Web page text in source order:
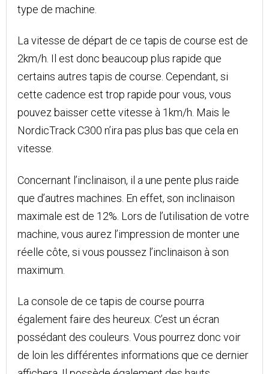
type de machine.
La vitesse de départ de ce tapis de course est de
2km/h. Il est donc beaucoup plus rapide que
certains autres tapis de course. Cependant, si
cette cadence est trop rapide pour vous, vous
pouvez baisser cette vitesse à 1km/h. Mais le
NordicTrack C300 n’ira pas plus bas que cela en
vitesse.
Concernant l’inclinaison, il a une pente plus raide
que d’autres machines. En effet, son inclinaison
maximale est de 12%. Lors de l’utilisation de votre
machine, vous aurez l’impression de monter une
réelle côte, si vous poussez l’inclinaison à son
maximum.
La console de ce tapis de course pourra
également faire des heureux. C’est un écran
possédant des couleurs. Vous pourrez donc voir
de loin les différentes informations que ce dernier